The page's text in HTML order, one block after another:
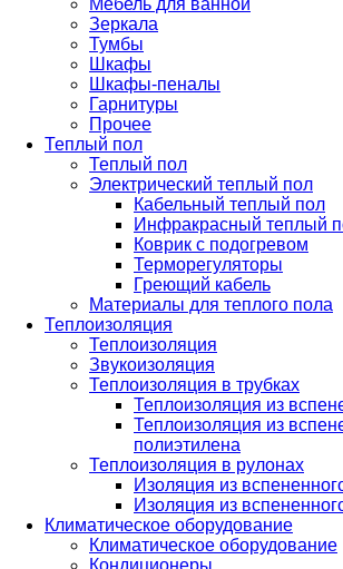
Мебель для ванной
Зеркала
Тумбы
Шкафы
Шкафы-пеналы
Гарнитуры
Прочее
Теплый пол
Теплый пол
Электрический теплый пол
Кабельный теплый пол
Инфракрасный теплый
Коврик с подогревом
Терморегуляторы
Греющий кабель
Материалы для теплого пола
Теплоизоляция
Теплоизоляция
Звукоизоляция
Теплоизоляция в трубках
Теплоизоляция из
Теплоизоляция из
полиэтилена
Теплоизоляция в рулонах
Изоляция из
Изоляция из
Климатическое оборудование
Климатическое оборудование